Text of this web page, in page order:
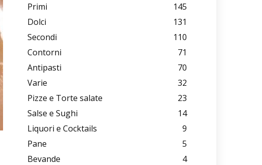
Primi
145
Dolci
131
Secondi
110
Contorni
71
Antipasti
70
Varie
32
Pizze e Torte salate
23
Salse e Sughi
14
Liquori e Cocktails
9
Pane
5
Bevande
4